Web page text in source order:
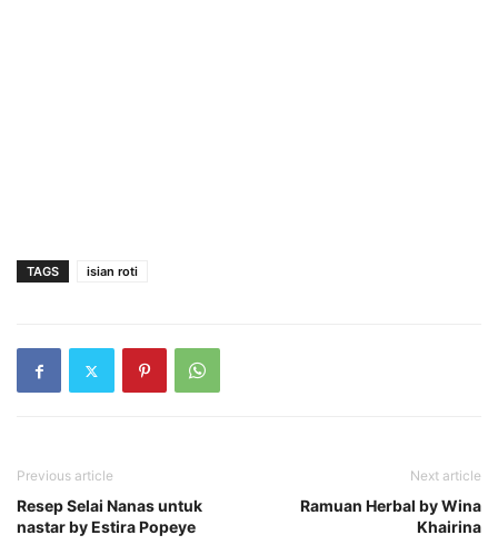
TAGS isian roti
Previous article
Resep Selai Nanas untuk
nastar by Estira Popeye
Next article
Ramuan Herbal by Wina
Khairina